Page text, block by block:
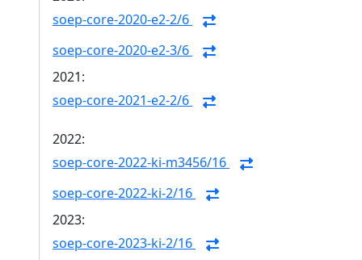
soep-core-2020-e2-2/6
soep-core-2020-e2-3/6
2021:
soep-core-2021-e2-2/6
2022:
soep-core-2022-ki-m3456/16
soep-core-2022-ki-2/16
2023:
soep-core-2023-ki-2/16